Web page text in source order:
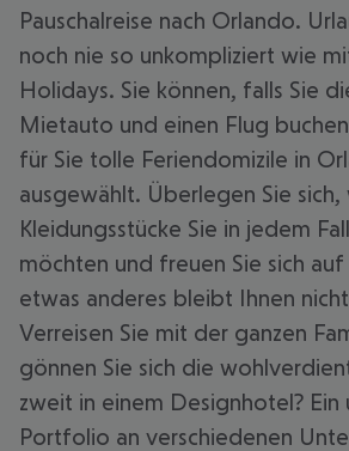
Pauschalreise nach Orlando.
noch nie so unkompliziert wie
Holidays. Sie können, falls Sie
Mietauto und einen Flug
für Sie tolle Feriendomizile in
ausgewählt. Überlegen Sie sich,
Kleidungsstücke Sie in jedem
möchten und freuen Sie sich
etwas anderes bleibt Ihnen
Verreisen Sie mit der ganzen
gönnen Sie sich die
zweit in einem Designhotel? Ein
Portfolio an verschiedenen